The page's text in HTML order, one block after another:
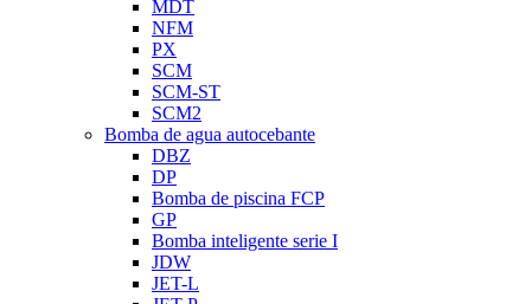
MDT
NFM
PX
SCM
SCM-ST
SCM2
Bomba de agua autocebante
DBZ
DP
Bomba de piscina FCP
GP
Bomba inteligente serie I
JDW
JET-L